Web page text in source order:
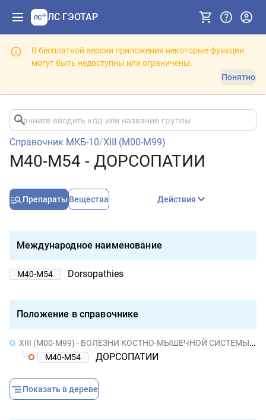
ЛС ГЭОТАР
В бесплатной версии приложения некоторые функции
могут быть недоступны или ограничены.
Понятно
Справочник МКБ-10/XIII (M00-M99)
M40-M54 - ДОРСОПАТИИ
Препараты Вещества Действия
Международное наименование
M40-M54 Dorsopathies
Положение в справочнике
XIII (M00-M99) - БОЛЕЗНИ КОСТНО-МЫШЕЧНОЙ СИСТЕМЫ И СОЕДИНИТЕЛЬНОЙ ТКАНИ
M40-M54
ДОРСОПАТИИ
Показать в дереве